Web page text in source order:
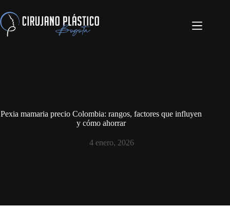
Pexia mamaria precio Colombia: rangos, factores que influyen
y cómo ahorrar
4 enero, 2026